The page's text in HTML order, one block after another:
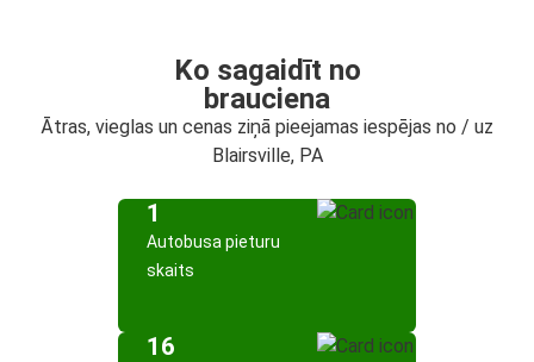
Ko sagaidīt no
brauciena
Ātras, vieglas un cenas ziņā pieejamas iespējas no / uz
Blairsville, PA
1
Autobusa pieturu
skaits
16